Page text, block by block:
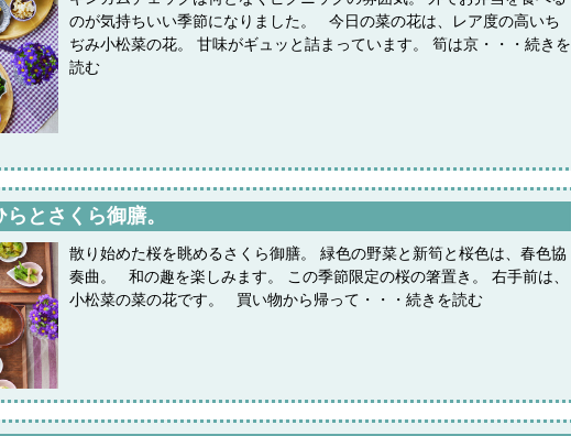
のが気持ちいい季節になりました。 今日の菜の花は、レア度の高いち
ぢみ小松菜の花。 甘味がギュッと詰まっています。 筍は京・・・続きを
読む
とさくら御膳。
散り始めた桜を眺めるさくら御膳。 緑色の野菜と新筍と桜色は、春色協
奏曲。 和の趣を楽しみます。 この季節限定の桜の箸置き。 右手前は、
小松菜の菜の花です。 買い物から帰って・・・続きを読む